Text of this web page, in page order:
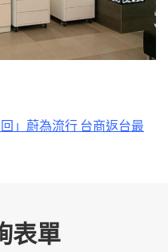
」蔚為流行 台商返台最